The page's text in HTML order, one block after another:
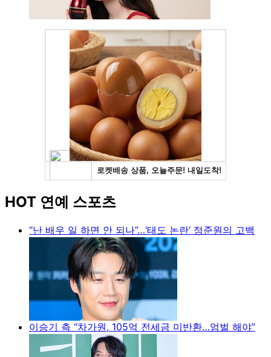
HOT 연예 스포츠
“난 배우 일 하면 안 되나”…‘태도 논란’ 정준원의 고백
이승기 측 “차가원, 105억 전세금 미반환…엄벌 해야”